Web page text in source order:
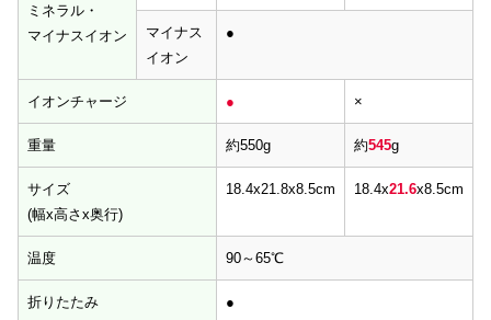
ミネラル・
マイナスイオン
マイナス
イオン
●
イオンチャージ ● ×
重量 約550g 約545g
サイズ
(幅x高さx奥行)
18.4x21.8x8.5cm 18.4x21.6x8.5cm
温度 90～65℃
折りたたみ ●